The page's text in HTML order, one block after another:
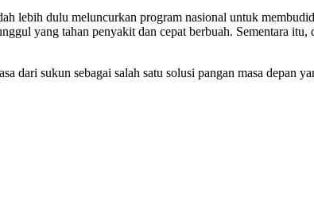
lebih dulu meluncurkan program nasional untuk
yang tahan penyakit dan cepat berbuah. Sementara
dari sukun sebagai salah satu solusi pangan masa depan